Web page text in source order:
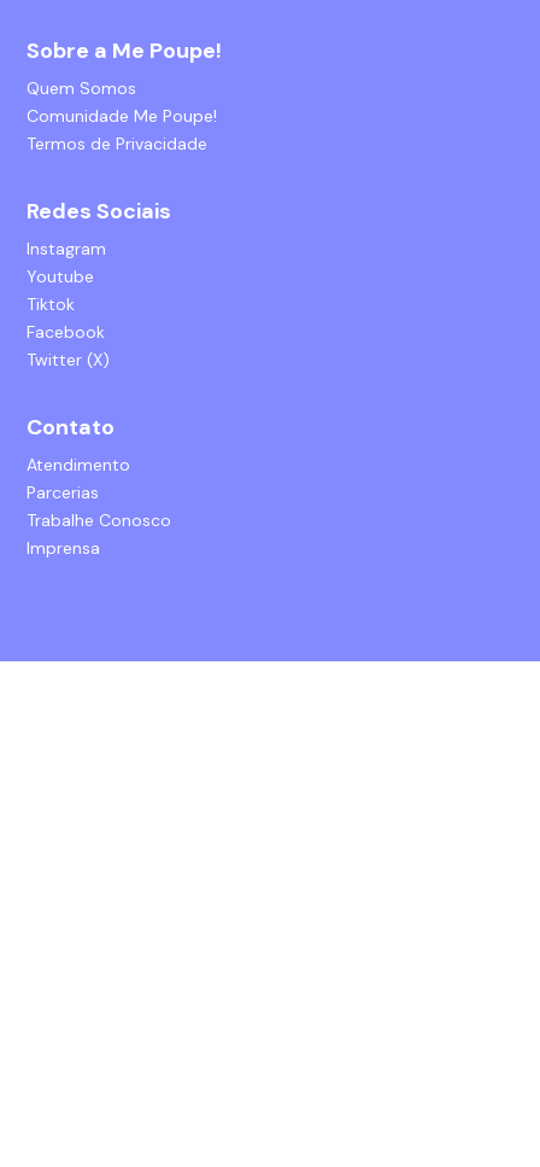
Sobre a Me Poupe!
Quem Somos
Comunidade Me Poupe!
Termos de Privacidade
Redes Sociais
Instagram
Youtube
Tiktok
Facebook
Twitter (X)
Contato
Atendimento
Parcerias
Trabalhe Conosco
Imprensa